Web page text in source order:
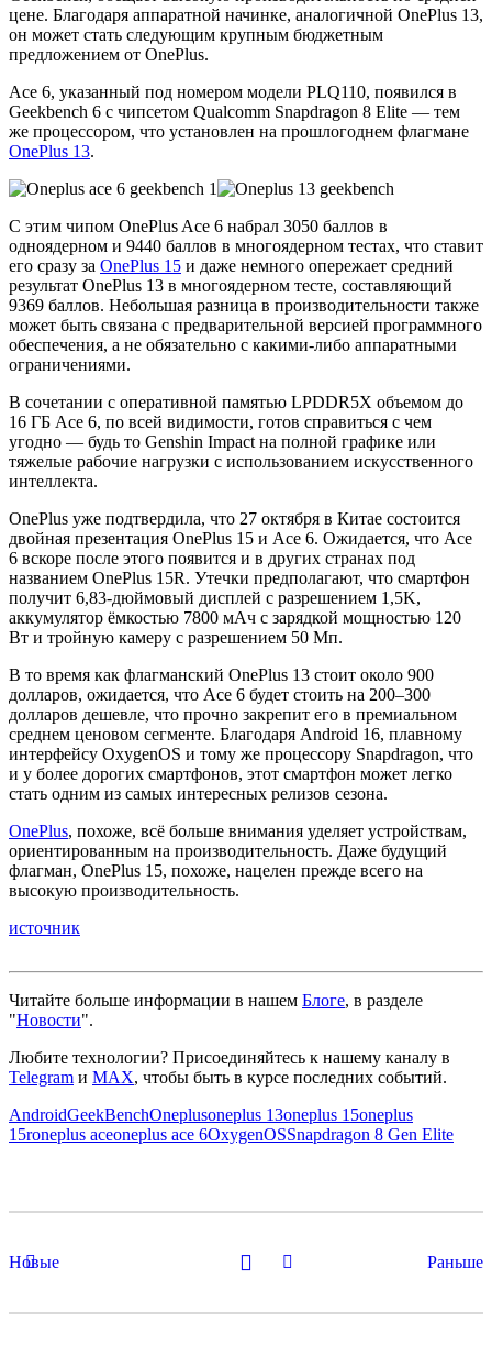
цене. Благодаря аппаратной начинке, аналогичной OnePlus 13,
он может стать следующим крупным бюджетным
предложением от OnePlus.
Ace 6, указанный под номером модели PLQ110, появился в
Geekbench 6 с чипсетом Qualcomm Snapdragon 8 Elite — тем
же процессором, что установлен на прошлогоднем флагмане
OnePlus 13.
С этим чипом OnePlus Ace 6 набрал 3050 баллов в
одноядерном и 9440 баллов в многоядерном тестах, что ставит
его сразу за OnePlus 15 и даже немного опережает средний
результат OnePlus 13 в многоядерном тесте, составляющий
9369 баллов. Небольшая разница в производительности также
может быть связана с предварительной версией программного
обеспечения, а не обязательно с какими-либо аппаратными
ограничениями.
В сочетании с оперативной памятью LPDDR5X объемом до
16 ГБ Ace 6, по всей видимости, готов справиться с чем
угодно — будь то Genshin Impact на полной графике или
тяжелые рабочие нагрузки с использованием искусственного
интеллекта.
OnePlus уже подтвердила, что 27 октября в Китае состоится
двойная презентация OnePlus 15 и Ace 6. Ожидается, что Ace
6 вскоре после этого появится и в других странах под
названием OnePlus 15R. Утечки предполагают, что смартфон
получит 6,83-дюймовый дисплей с разрешением 1,5K,
аккумулятор ёмкостью 7800 мАч с зарядкой мощностью 120
Вт и тройную камеру с разрешением 50 Мп.
В то время как флагманский OnePlus 13 стоит около 900
долларов, ожидается, что Ace 6 будет стоить на 200–300
долларов дешевле, что прочно закрепит его в премиальном
среднем ценовом сегменте. Благодаря Android 16, плавному
интерфейсу OxygenOS и тому же процессору Snapdragon, что
и у более дорогих смартфонов, этот смартфон может легко
стать одним из самых интересных релизов сезона.
OnePlus, похоже, всё больше внимания уделяет устройствам,
ориентированным на производительность. Даже будущий
флагман, OnePlus 15, похоже, нацелен прежде всего на
высокую производительность.
источник
Читайте больше информации в нашем Блоге, в разделе
"Новости".
Любите технологии? Присоединяйтесь к нашему каналу в
Telegram и MAX, чтобы быть в курсе последних событий.
AndroidGeekBenchOneplusoneplus 13oneplus 15oneplus
15roneplus aceoneplus ace 6OxygenOSSnapdragon 8 Gen Elite
Новые Раньше